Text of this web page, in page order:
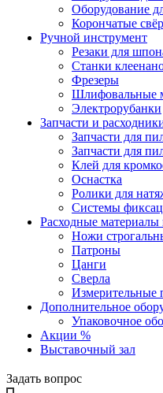
Оборудование
Корончатые
Ручной инструмент
Резаки для
Станки
Фрезеры
Шлифовальные
Электрорубанки
Запчасти и
Запчасти для
Запчасти для
Клей для
Оснастка
Ролики для
Системы
Расходные материалы
Ножи
Патроны
Цанги
Сверла
Измерительные
Дополнительное
Упаковочное
Акции %
Выставочный зал
Задать вопрос